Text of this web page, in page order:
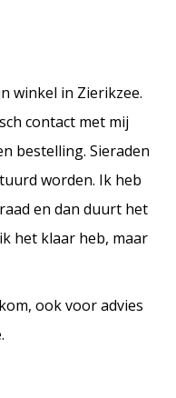
winkel in Zierikzee.
contact met mij
bestelling. Sieraden
worden. Ik heb
en dan duurt het
het klaar heb, maar
ook voor advies